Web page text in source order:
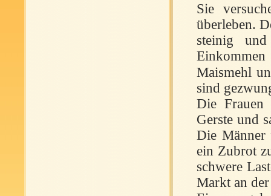
Sie
überleben.
steinig
Maismehl
sind
Die Frauen
Gerste und
Die Männer
ein Zubrot
schwere
Markt an